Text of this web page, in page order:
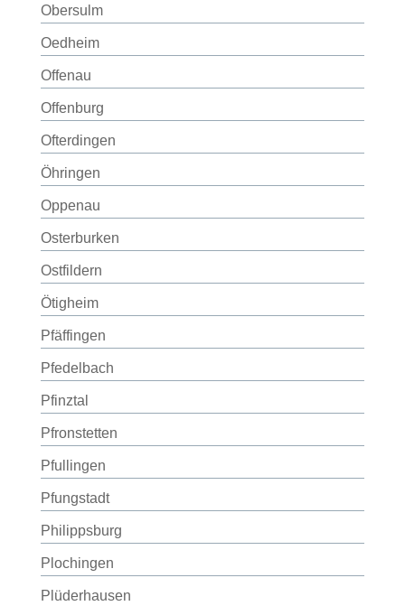
Obersulm
Oedheim
Offenau
Offenburg
Ofterdingen
Öhringen
Oppenau
Osterburken
Ostfildern
Ötigheim
Pfäffingen
Pfedelbach
Pfinztal
Pfronstetten
Pfullingen
Pfungstadt
Philippsburg
Plochingen
Plüderhausen